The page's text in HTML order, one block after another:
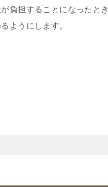
負担することになったと
ようにします。